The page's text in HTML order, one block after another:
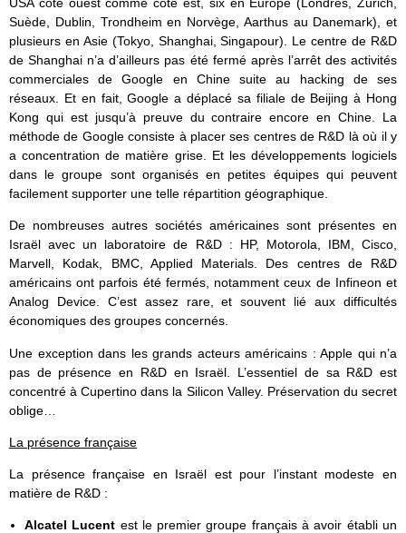
USA côte ouest comme côte est, six en Europe (Londres, Zurich,
Suède, Dublin, Trondheim en Norvège, Aarthus au Danemark), et
plusieurs en Asie (Tokyo, Shanghai, Singapour). Le centre de R&D
de Shanghai n’a d’ailleurs pas été fermé après l’arrêt des activités
commerciales de Google en Chine suite au hacking de ses
réseaux. Et en fait, Google a déplacé sa filiale de Beijing à Hong
Kong qui est jusqu’à preuve du contraire encore en Chine. La
méthode de Google consiste à placer ses centres de R&D là où il y
a concentration de matière grise. Et les développements logiciels
dans le groupe sont organisés en petites équipes qui peuvent
facilement supporter une telle répartition géographique.
De nombreuses autres sociétés américaines sont présentes en
Israël avec un laboratoire de R&D : HP, Motorola, IBM, Cisco,
Marvell, Kodak, BMC, Applied Materials. Des centres de R&D
américains ont parfois été fermés, notamment ceux de Infineon et
Analog Device. C’est assez rare, et souvent lié aux difficultés
économiques des groupes concernés.
Une exception dans les grands acteurs américains : Apple qui n’a
pas de présence en R&D en Israël. L’essentiel de sa R&D est
concentré à Cupertino dans la Silicon Valley. Préservation du secret
oblige…
La présence française
La présence française en Israël est pour l’instant modeste en
matière de R&D :
Alcatel Lucent est le premier groupe français à avoir établi un